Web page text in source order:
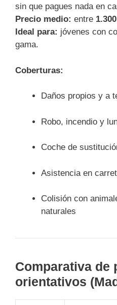
sin que pagues nada en
Precio medio: entre
Ideal para: jóvenes con
gama.
Coberturas:
Daños propios y a
Robo, incendio y
Coche de
Asistencia en
Colisión con
naturales
Comparativa de
orientativos